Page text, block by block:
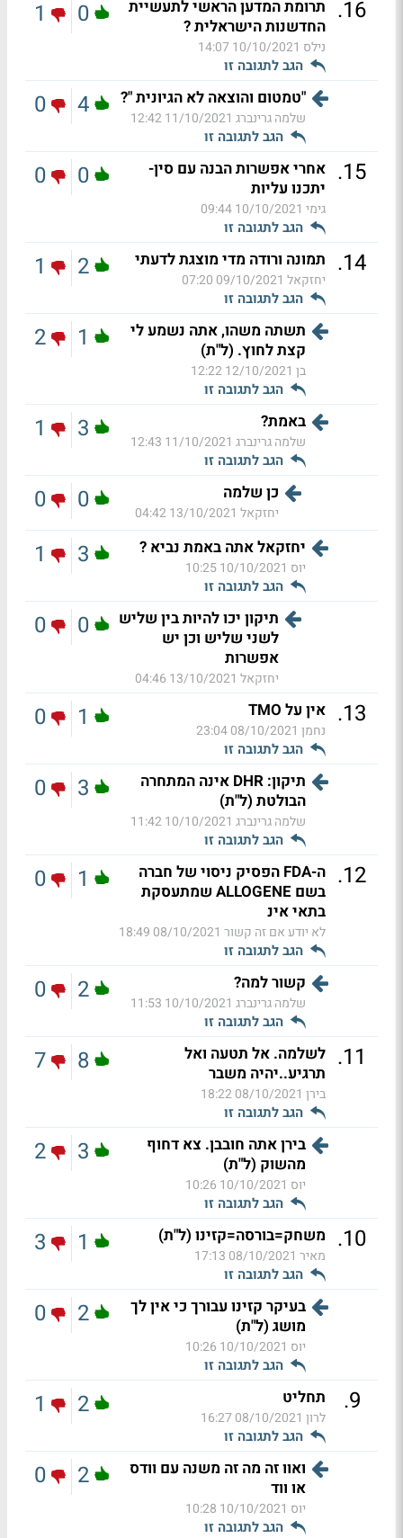
16
. תרומת המדען הראשי לתעשיית
החדשנות הישראלית ?
נילס 10/10/2021 14:07
הגב לתגובה זו
0
1
"טמטום והוצאה לא הגיונית "?
שלמה גרינברג 11/10/2021 12:42
הגב לתגובה זו
4
0
15
. אחרי אפשרות הבנה עם סין-
יתכנו עליות
גימי 10/10/2021 09:44
הגב לתגובה זו
0
0
14
. תמונה ורודה מדי מוצגת לדעתי
יחזקאל 09/10/2021 07:20
הגב לתגובה זו
2
1
תשתה משהו, אתה נשמע לי
קצת לחוץ. (ל"ת)
בן 12/10/2021 12:22
הגב לתגובה זו
1
2
באמת?
שלמה גרינברג 11/10/2021 12:43
הגב לתגובה זו
3
1
כן שלמה
יחזקאל 13/10/2021 04:42
0
0
יחזקאל אתה באמת נביא ?
יוס 10/10/2021 10:25
הגב לתגובה זו
3
1
תיקון יכו להיות בין שליש
לשני שליש וכן יש
אפשרות
יחזקאל 13/10/2021 04:46
0
0
13
. אין על TMO
נחמן 08/10/2021 23:04
הגב לתגובה זו
1
0
תיקון: DHR אינה המתחרה
הבולטת (ל"ת)
שלמה גרינברג 10/10/2021 11:42
הגב לתגובה זו
3
0
12
.
ה-FDA הפסיק ניסוי של חברה
בשם ALLOGENE שמתעסקת
בתאי אינ
לא יודע אם זה קשור 08/10/2021 18:49
הגב לתגובה זו
1
0
קשור למה?
שלמה גרינברג 10/10/2021 11:53
הגב לתגובה זו
2
0
11
. לשלמה. אל תטעה ואל
תרגיע..יהיה משבר
בירן 08/10/2021 18:22
הגב לתגובה זו
8
7
בירן אתה חובבן. צא דחוף
מהשוק (ל"ת)
יוס 10/10/2021 10:26
הגב לתגובה זו
3
2
10
. משחק=בורסה=קזינו (ל"ת)
מאיר 08/10/2021 17:13
הגב לתגובה זו
1
3
בעיקר קזינו עבורך כי אין לך
מושג (ל"ת)
יוס 10/10/2021 10:26
הגב לתגובה זו
2
0
9
. תחליט
לרון 08/10/2021 16:27
הגב לתגובה זו
2
1
ואוו זה מה זה משנה עם וודס
או ווד
יוס 10/10/2021 10:28
הגב לתגובה זו
2
0